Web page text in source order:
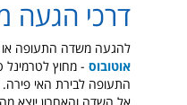
דרכי הגעה
להגעה משדה התעופה או
אוטובוס - מחוץ לטרמינל